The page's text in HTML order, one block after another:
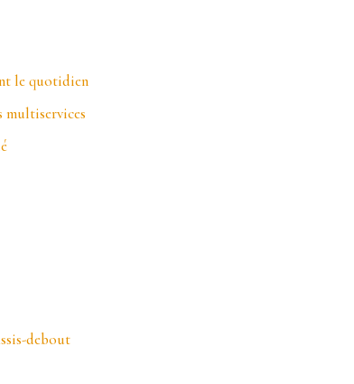
le quotidien
multiservices
debout